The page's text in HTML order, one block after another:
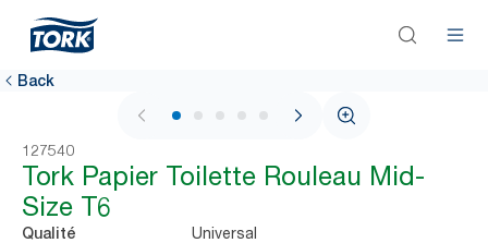
Back
1 / 5
127540
Tork Papier Toilette Rouleau Mid-
Size T6
Qualité Universal